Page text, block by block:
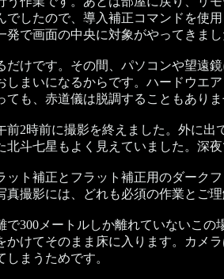
でしたので、導入補正コマンドを使
発で画面の中央に対象がやってきま
けです。その間、パソコンや望遠
しまいになるからです。ハードウエ
ても、赤道儀は脱調することもあり
2時前に撮影を終えました。外に出
北斗七星もよく見えていました。深
ト補正とフラット補正用のダーク
真撮影には、どれも必須の作業とご
300メートルしか離れていないこの
かけてそのまま床に入ります。カメ
まうためです。